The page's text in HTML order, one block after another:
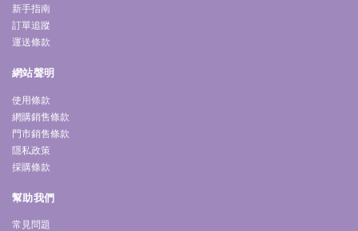
新手指南
訂單追蹤
運送條款
網站聲明
使用條款
網購銷售條款
門市銷售條款
隱私政策
採購條款
幫助我們
常見問題